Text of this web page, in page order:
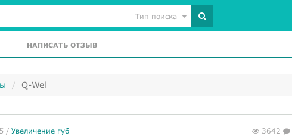
Тип поиска
НАПИСАТЬ ОТЗЫВ
Q-Wel
/ Увеличение губ 3642